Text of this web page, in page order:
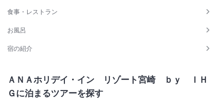
食事・レストラン
お風呂
宿の紹介
ＡＮＡホリデイ・イン リゾート宮崎 ｂｙ ＩＨ
Ｇに泊まるツアーを探す